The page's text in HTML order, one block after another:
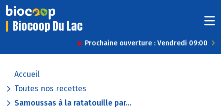
Biocoop Du Lac
Prochaine ouverture : Vendredi 09:00
Accueil
Toutes nos recettes
Samoussas à la ratatouille par...